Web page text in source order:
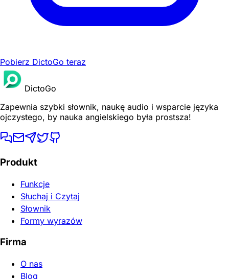
Pobierz DictoGo teraz
DictoGo
Zapewnia szybki słownik, naukę audio i wsparcie języka
ojczystego, by nauka angielskiego była prostsza!
Produkt
Funkcje
Słuchaj i Czytaj
Słownik
Formy wyrazów
Firma
O nas
Blog